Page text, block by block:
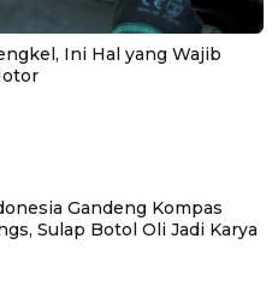
Ini Hal yang Wajib
Gandeng Kompas
Sulap Botol Oli Jadi Karya